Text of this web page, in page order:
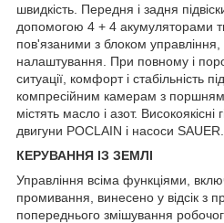
швидкість. Передня і задня
допомогою 4 + 4 акумуляторами
пов'язаними з блоком
налаштування. При повному і
ситуації, комфорт і стабільність
компресійним камерам з
містять масло і азот. Високоякісні
двигуни POCLAIN і насоси SAUER.
КЕРУВАННЯ ІЗ ЗЕМЛІ
Управління всіма функціями,
промивання, винесено у відсік з
попереднього змішування